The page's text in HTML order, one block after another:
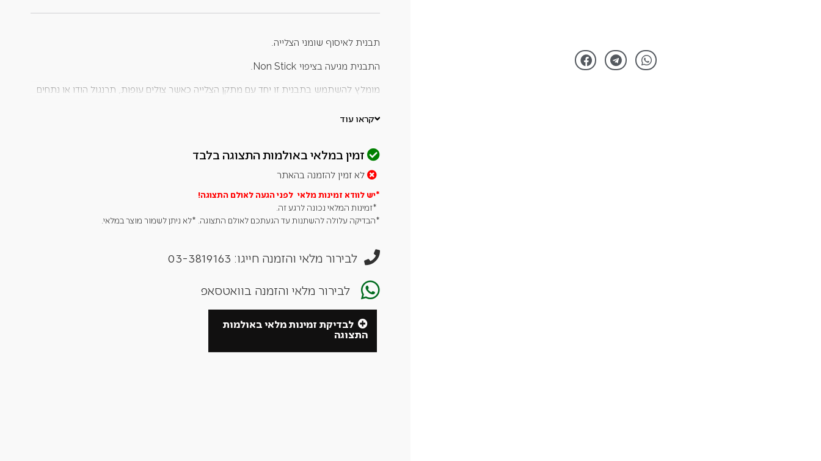
לרשימת
זה
תבנית לאיסוף שומני הצלייה.
התבנית מגיעה בציפוי Non Stick.
מומלץ להשתמש בתבנית זו יחד עם מתקן הצלייה כאשר צולים עופות, תרנגול הודו או נתחים
קל לניקוי.
קראו עוד
זמין במלאי באולמות התצוגה בלבד
לא זמין להזמנה בהאתר
*יש לוודא זמינות מלאי לפני הגעה לאולם התצוגה!
*זמינות המלאי נכונה לרגע זה.
*הבדיקה עלולה להשתנות עד הגעתכם לאולם התצוגה. *לא ניתן לשמור מוצר במלאי.
לבירור מלאי והזמנה חייגו: 03-3819163
לבירור מלאי והזמנה בוואטסאפ
לבדיקת זמינות מלאי באולמות
התצוגה